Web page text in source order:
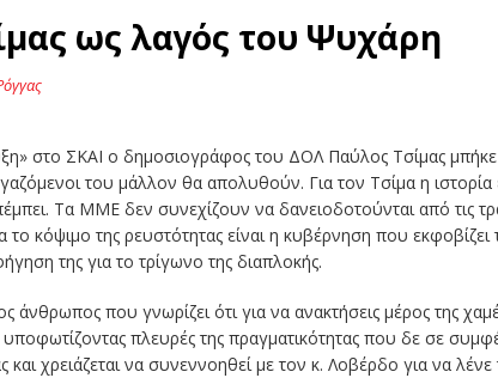
ως λαγός του Ψυχάρη
στο ΣΚΑΙ ο δημοσιογράφος του ΔΟΛ Παύλος Τσίμας μπήκε
του μάλλον θα απολυθούν. Για τον Τσίμα η
Τα ΜΜΕ δεν συνεχίζουν να δανειοδοτούνται από τις
κόψιμο της ρευστότητας είναι η κυβέρνηση που
της για το τρίγωνο της διαπλοκής.
άνθρωπος που γνωρίζει ότι για να ανακτήσεις μέρος της
υποφωτίζοντας πλευρές της πραγματικότητας που δε σε
και χρειάζεται να συνεννοηθεί με τον κ. Λοβέρδο για να